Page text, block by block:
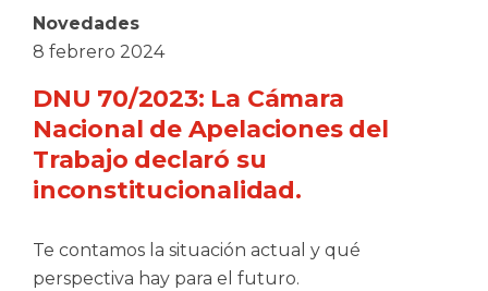
Novedades
8 febrero 2024
DNU 70/2023: La Cámara
Nacional de Apelaciones del
Trabajo declaró su
inconstitucionalidad.
Te contamos la situación actual y qué
perspectiva hay para el futuro.